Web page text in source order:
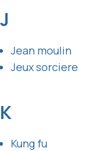
J
Jean moulin
Jeux sorciere
K
Kung fu